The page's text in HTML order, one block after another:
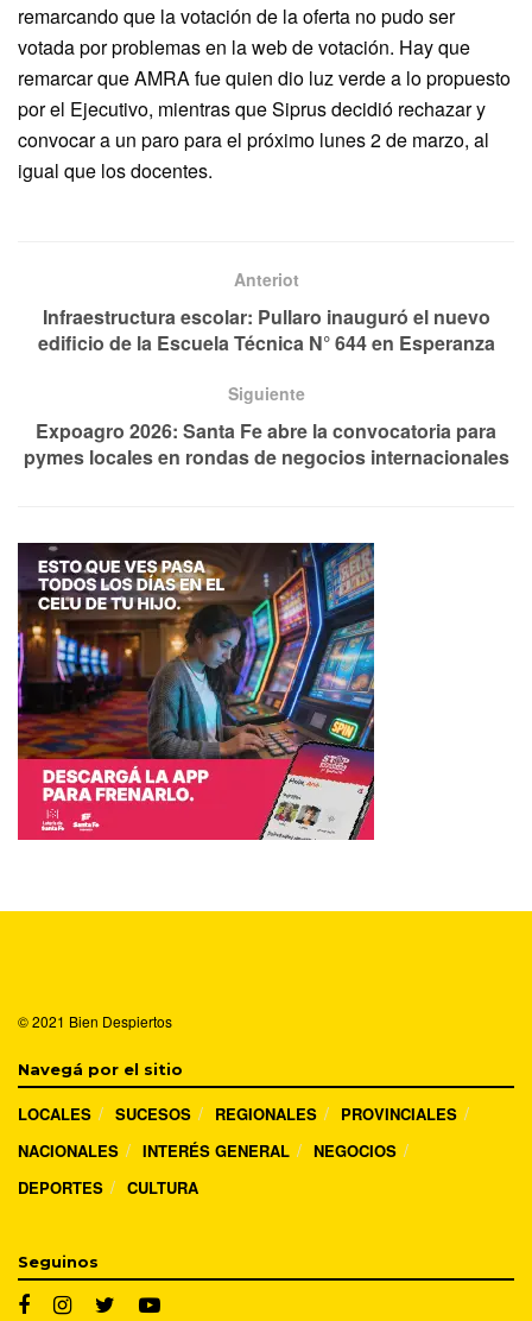
remarcando que la votación de la oferta no pudo ser
votada por problemas en la web de votación. Hay que
remarcar que AMRA fue quien dio luz verde a lo propuesto
por el Ejecutivo, mientras que Siprus decidió rechazar y
convocar a un paro para el próximo lunes 2 de marzo, al
igual que los docentes.
Anteriot
Infraestructura escolar: Pullaro inauguró el nuevo
edificio de la Escuela Técnica N° 644 en Esperanza
Siguiente
Expoagro 2026: Santa Fe abre la convocatoria para
pymes locales en rondas de negocios internacionales
© 2021 Bien Despiertos
Navegá por el sitio
LOCALES SUCESOS REGIONALES
PROVINCIALES
NACIONALES
INTERÉS GENERAL
NEGOCIOS
DEPORTES
CULTURA
Seguinos